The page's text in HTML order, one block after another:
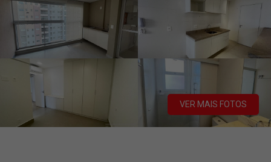
VER MAIS FOTOS